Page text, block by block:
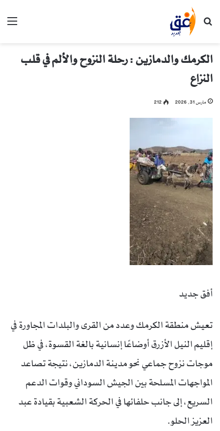
بحث عن
الكرمك والدمازين : رحلة النزوح والألم في قلب
النزاع
مارس 31, 2026 212
أفق جديد
تعيش منطقة الكرمك وعدد من القرى والبلدات المجاورة في
إقليم النيل الأزرق أوضاعًا إنسانية بالغة القسوة، في ظل
موجات نزوح جماعي نحو مدينة الدمازين، نتيجة تصاعد
المواجهات المسلحة بين الجيش السوداني وقوات الدعم
السريع، إلى جانب حلفائها في الحركة الشعبية بقيادة عبد
العزيز الحلو.